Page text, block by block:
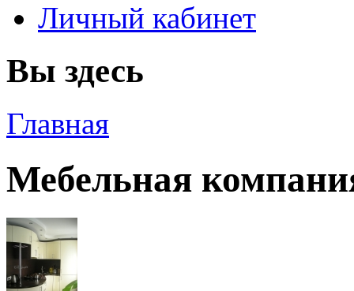
Личный кабинет
Вы здесь
Главная
Мебельная